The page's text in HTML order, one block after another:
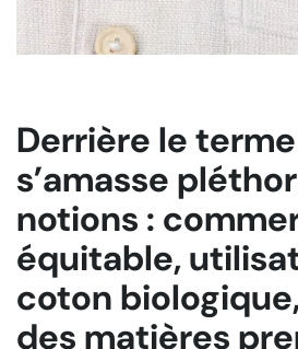
Derrière le
s’amasse
notions :
équitable,
coton
des matières